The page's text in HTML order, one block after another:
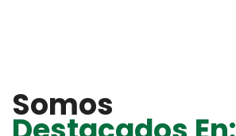
Somos